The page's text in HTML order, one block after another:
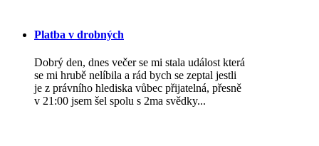
Platba v drobných
Dobrý den, dnes večer se mi stala událost která
se mi hrubě nelíbila a rád bych se zeptal jestli
je z právního hlediska vůbec přijatelná, přesně
v 21:00 jsem šel spolu s 2ma svědky...